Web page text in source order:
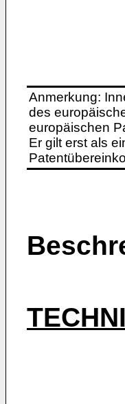
Anmerkung:
des
europäischen
Er gilt erst als